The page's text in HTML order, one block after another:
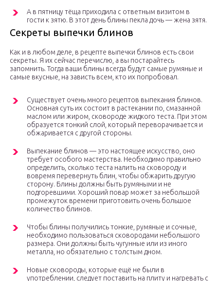
А в пятницу тёща приходила с ответным визитом в
гости к зятю. В этот день блины пекла дочь — жена зятя.
Секреты выпечки блинов
Как и в любом деле, в рецепте выпечки блинов есть свои
секреты. Я их сейчас перечислю, а вы постарайтесь
запомнить. Тогда ваши блины всегда будут самые румяные и
самые вкусные, на зависть всем, кто их попробовал.
Существует очень много рецептов выпекания блинов.
Основная суть их состоит в растекании по, смазанной
маслом или жиром, сковороде жидкого теста. При этом
образуется тонкий слой, который переворачивается и
обжаривается с другой стороны.
Выпекание блинов — это настоящее искусство, оно
требует особого мастерства. Необходимо правильно
определить, сколько теста налить на сковороду и
вовремя перевернуть блин, чтобы обжарить другую
сторону. Блины должны быть румяными и не
подгоревшими. Хороший повар может за небольшой
промежуток времени приготовить очень большое
количество блинов.
Чтобы блины получились тонкие, румяные и сочные,
необходимо пользоваться сковородами небольшого
размера. Они должны быть чугунные или из иного
металла, но обязательно с толстым дном.
Новые сковороды, которые ещё не были в
употреблении, следует поставить на плиту и нагревать с